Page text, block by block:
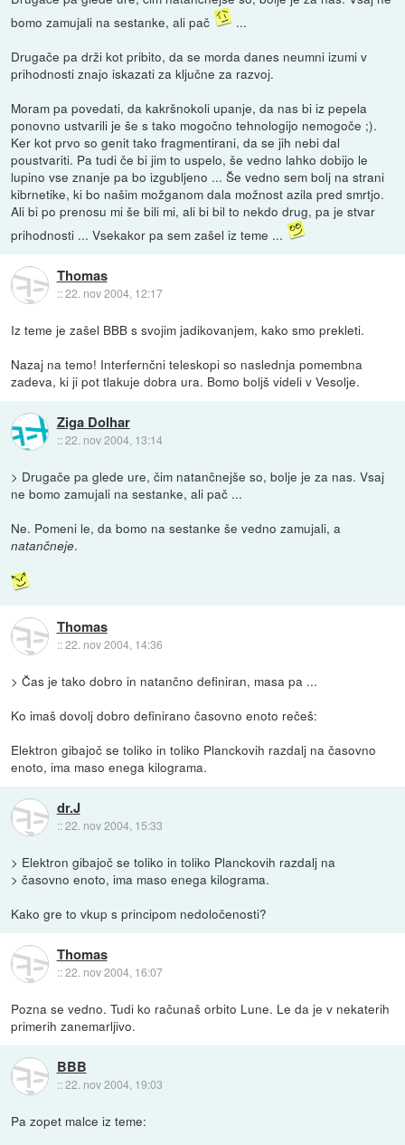
bomo zamujali na sestanke, ali pač
...
Drugače pa drži kot pribito, da se morda danes neumni izumi v
prihodnosti znajo iskazati za ključne za razvoj.
Moram pa povedati, da kakršnokoli upanje, da nas bi iz pepela
ponovno ustvarili je še s tako mogočno tehnologijo nemogoče ;).
Ker kot prvo so genit tako fragmentirani, da se jih nebi dal
poustvariti. Pa tudi če bi jim to uspelo, še vedno lahko dobijo le
lupino vse znanje pa bo izgubljeno ... Še vedno sem bolj na strani
kibrnetike, ki bo našim možganom dala možnost azila pred smrtjo.
Ali bi po prenosu mi še bili mi, ali bi bil to nekdo drug, pa je stvar
prihodnosti ... Vsekakor pa sem zašel iz teme ...
Thomas
::22. nov 2004, 12:17
Iz teme je zašel BBB s svojim jadikovanjem, kako smo prekleti.
Nazaj na temo! Interfernčni teleskopi so naslednja pomembna
zadeva, ki ji pot tlakuje dobra ura. Bomo boljš videli v Vesolje.
Ziga Dolhar
::22. nov 2004, 13:14
> Drugače pa glede ure, čim natančnejše so, bolje je za nas. Vsaj
ne bomo zamujali na sestanke, ali pač ...
Ne. Pomeni le, da bomo na sestanke še vedno zamujali, a
natančneje.
Thomas
::22. nov 2004, 14:36
> Čas je tako dobro in natančno definiran, masa pa ...
Ko imaš dovolj dobro definirano časovno enoto rečeš:
Elektron gibajoč se toliko in toliko Planckovih razdalj na časovno
enoto, ima maso enega kilograma.
dr.J
::22. nov 2004, 15:33
> Elektron gibajoč se toliko in toliko Planckovih razdalj na
> časovno enoto, ima maso enega kilograma.
Kako gre to vkup s principom nedoločenosti?
Thomas
::22. nov 2004, 16:07
Pozna se vedno. Tudi ko računaš orbito Lune. Le da je v nekaterih
primerih zanemarljivo.
BBB
::22. nov 2004, 19:03
Pa zopet malce iz teme: